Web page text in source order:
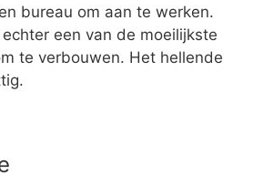
bureau om aan te werken.
een van de moeilijkste
te verbouwen. Het hellende